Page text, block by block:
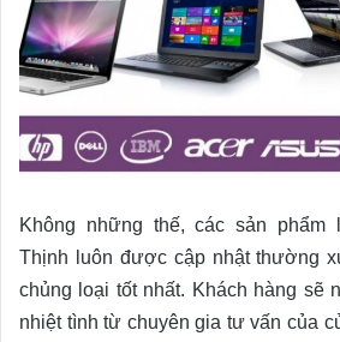
Không những thế, các sản phẩm
Thịnh luôn được cập nhật thường
chủng loại tốt nhất. Khách hàng sẽ
nhiệt tình từ chuyên gia tư vấn của